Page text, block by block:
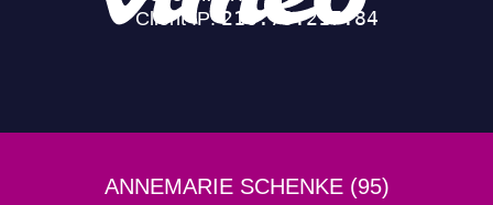
ANNEMARIE SCHENKE (95)